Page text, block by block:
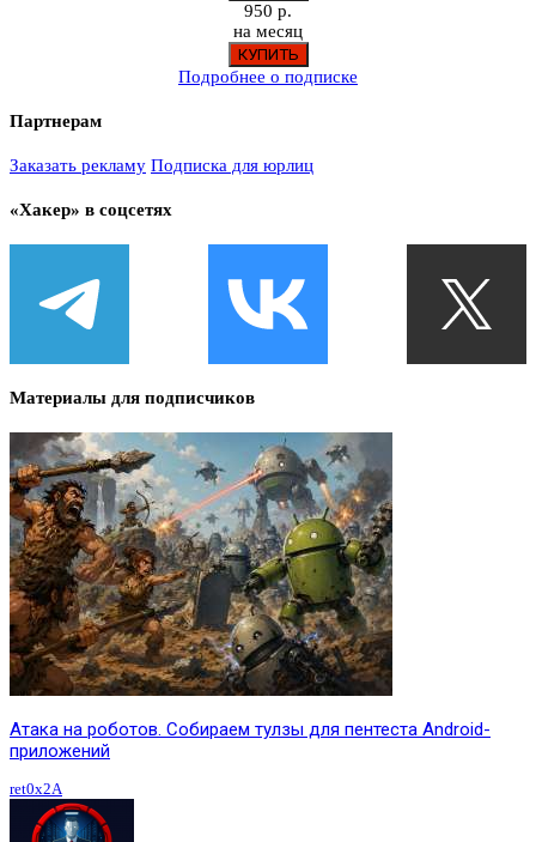
950 р.
на месяц
Подробнее о подписке
Партнерам
Заказать рекламу Подписка для юрлиц
«Хакер» в соцсетях
Материалы для подписчиков
Атака на роботов. Собираем тулзы для пентеста Android-
приложений
ret0x2A